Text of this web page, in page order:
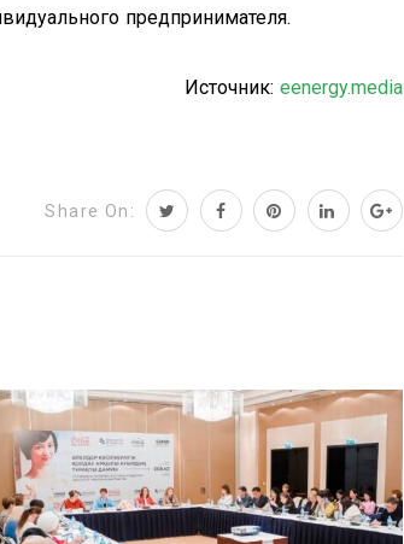
предпринимателя.
Источник: eenergy.media
Share On: